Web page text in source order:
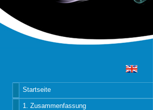
Startseite
1. Zusammenfassung